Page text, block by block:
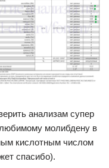
анализам супер
молибдену в
кислотным числом
спасибо).